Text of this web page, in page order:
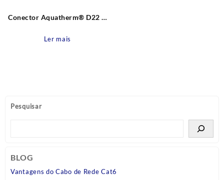
Pesquisar
BLOG
Vantagens do Cabo de Rede Cat6
Conector Aquatherm® D22 X
Ler mais